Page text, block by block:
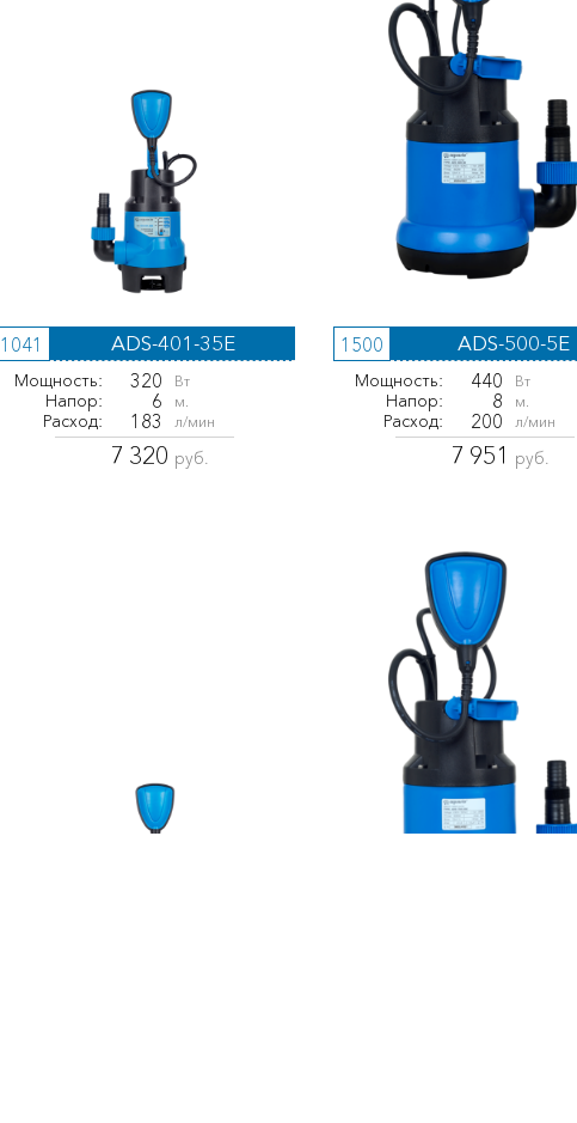
1041 ADS-401-35E
Мощность: 320 Вт
Напор: 6 м.
Расход: 183 л/мин
7 320 руб.
1500 ADS-500-5E
Мощность: 440 Вт
Напор: 8 м.
Расход: 200 л/мин
7 951 руб.